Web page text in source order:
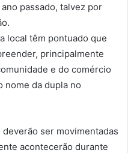
passado, talvez por
local têm pontuado que
principalmente
e do comércio
nome da dupla no
ser movimentadas
acontecerão durante